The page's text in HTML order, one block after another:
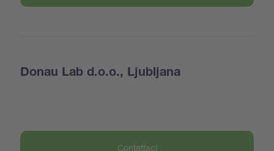
Donau Lab d.o.o., Ljubljana
Contattaci